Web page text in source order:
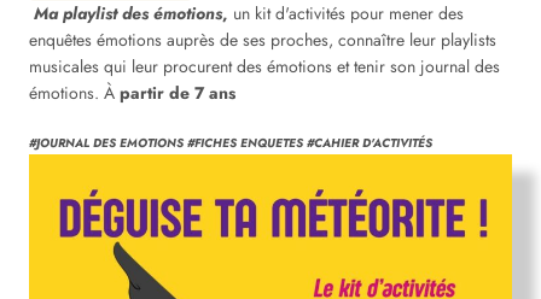
Ma playlist des émotions, un kit d'activités pour mener des
enquêtes émotions auprès de ses proches, connaître leur playlists
musicales qui leur procurent des émotions et tenir son journal des
émotions. À partir de 7 ans
#JOURNAL DES EMOTIONS #FICHES ENQUETES #CAHIER D'ACTIVITÉS